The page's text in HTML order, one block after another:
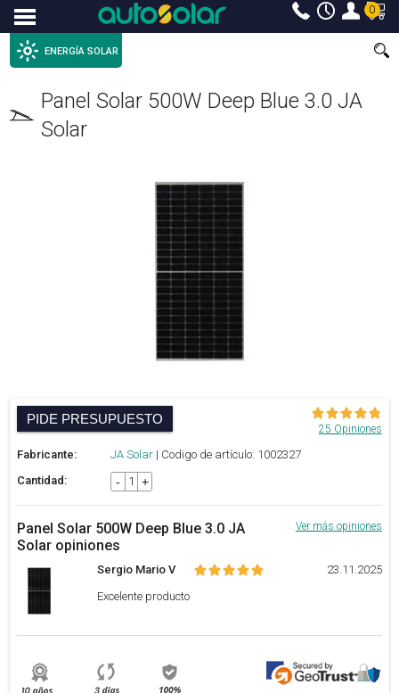
Menu 0
ENERGÍA SOLAR
Panel Solar 500W Deep Blue 3.0 JA
Solar
PIDE PRESUPUESTO
25 Opiniones
Fabricante: JA Solar | Codigo de artículo: 1002327
Cantidad:
- +
Panel Solar 500W Deep Blue 3.0 JA
Solar opiniones
Ver más opiniones
Sergio Mario V
23.11.2025
Excelente producto